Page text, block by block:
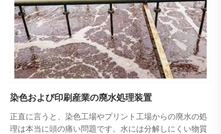
染色および印刷産業の廃水処理装置
正直に言うと、染色工場やプリント工場からの廃水の処
理は本当に頭の痛い問題です。水には分解しにくい物質